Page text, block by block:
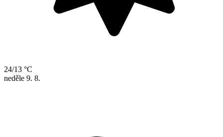
24/13 °C
neděle 9. 8.